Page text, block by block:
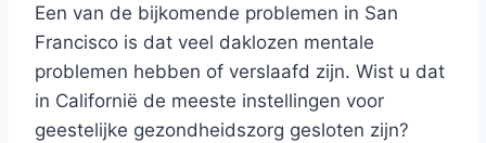
Een van de bijkomende problemen in San
Francisco is dat veel daklozen mentale
problemen hebben of verslaafd zijn. Wist u dat
in Californië de meeste instellingen voor
geestelijke gezondheidszorg gesloten zijn?